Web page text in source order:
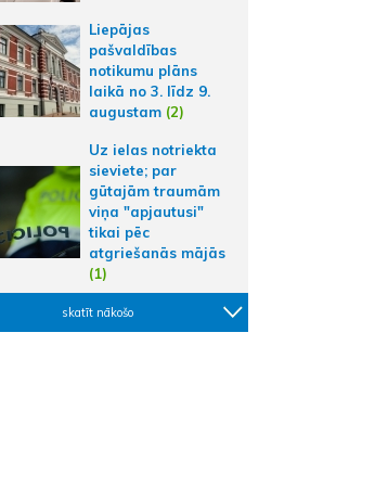
Liepājas
pašvaldības
notikumu plāns
laikā no 3. līdz 9.
augustam (2)
Uz ielas notriekta
sieviete; par
gūtajām traumām
viņa "apjautusi"
tikai pēc
atgriešanās mājās
(1)
skatīt nākošo